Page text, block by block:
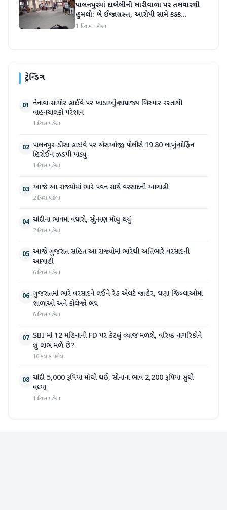
પાલનપુરમાં દાબેલીની લારીવાળા પર તલવારથી
હુમલો: બે ઈજાગ્રસ્ત, આરોપી સામે કડક
કાર્યવાહીની માંગ
1 દિવસ પહેલા
ટ્રેન્ડિંગ
01 નેનાવા-સાંચોર હાઈવે પર ખાડાઓનું સામ્રાજ્ય બિસ્માર રસ્તાથી
વાહનચાલકો પરેશાન
1 દિવસ પહેલા
02 પાલનપુર-ડીસા હાઇવે પર એસઓજી પોલીસે 19.80 લાખનું મોર્ફિન
હિરોઈન ઝડપી પાડ્યું
1 દિવસ પહેલા
03 આજે આ રાજ્યોમાં ભારે પવન સાથે વરસાદની આગાહી
2 દિવસ પહેલા
04 ચાંદીના ભાવમાં વધારો, સોનું પણ મોંઘુ થયું
2 દિવસ પહેલા
05 આજે ગુજરાત સહિત આ રાજ્યોમાં ભારેથી અતિભારે વરસાદની
આગાહી
6 દિવસ પહેલા
06 ગુજરાતમાં ભારે વરસાદને લઈને રેડ એલર્ટ જાહેર, ઘણા જિલ્લાઓમાં
શાળાઓ અને કોલેજો બંધ
6 દિવસ પહેલા
07 SBI માં 12 મહિનાની FD પર કેટલું વ્યાજ મળશે, વરિષ્ઠ નાગરિકોને
શું લાભ મળે છે?
16 કલાક પહેલા
08 ચાંદી 5,000 રૂપિયા મોંઘી થઈ, સોનાના ભાવ 2,200 રૂપિયા સુધી
વધ્યા
1 દિવસ પહેલા